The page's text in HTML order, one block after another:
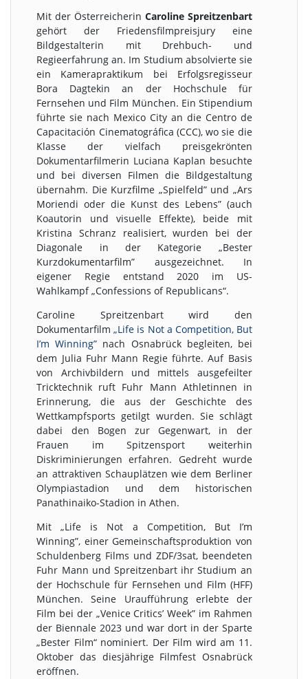
Mit der Österreicherin Caroline Spreitzenbart
gehört der Friedensfilmpreisjury eine
Bildgestalterin mit Drehbuch- und
Regieerfahrung an. Im Studium absolvierte sie
ein Kamerapraktikum bei Erfolgsregisseur
Bora Dagtekin an der Hochschule für
Fernsehen und Film München. Ein Stipendium
führte sie nach Mexico City an die Centro de
Capacitación Cinematográfica (CCC), wo sie die
Klasse der vielfach preisgekrönten
Dokumentarfilmerin Luciana Kaplan besuchte
und bei diversen Filmen die Bildgestaltung
übernahm. Die Kurzfilme „Spielfeld” und „Ars
Moriendi oder die Kunst des Lebens” (auch
Koautorin und visuelle Effekte), beide mit
Kristina Schranz realisiert, wurden bei der
Diagonale in der Kategorie „Bester
Kurzdokumentarfilm” ausgezeichnet. In
eigener Regie entstand 2020 im US-
Wahlkampf „Confessions of Republicans“.
Caroline Spreitzenbart wird den
Dokumentarfilm„Life is Not a Competition, But
I’m Winning” nach Osnabrück begleiten, bei
dem Julia Fuhr Mann Regie führte. Auf Basis
von Archivbildern und mittels ausgefeilter
Tricktechnik ruft Fuhr Mann Athletinnen in
Erinnerung, die aus der Geschichte des
Wettkampfsports getilgt wurden. Sie schlägt
dabei den Bogen zur Gegenwart, in der
Frauen im Spitzensport weiterhin
Diskriminierungen erfahren. Gedreht wurde
an attraktiven Schauplätzen wie dem Berliner
Olympiastadion und dem historischen
Panathinaiko-Stadion in Athen.
Mit „Life is Not a Competition, But I’m
Winning”, einer Gemeinschaftsproduktion von
Schuldenberg Films und ZDF/3sat, beendeten
Fuhr Mann und Spreitzenbart ihr Studium an
der Hochschule für Fernsehen und Film (HFF)
München. Seine Uraufführung erlebte der
Film bei der „Venice Critics’ Week” im Rahmen
der Biennale 2023 und war dort in der Sparte
„Bester Film“ nominiert. Der Film wird am 11.
Oktober das diesjährige Filmfest Osnabrück
eröffnen.